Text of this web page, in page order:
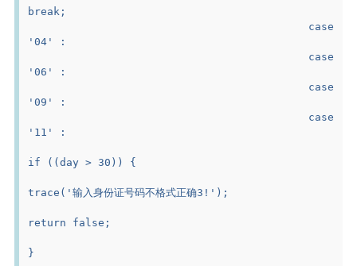
break;
'04' :
'06' :
'09' :
'11' :
if ((day > 30)) {
trace('输入身份证号码不格式正确3!');
return false;
}